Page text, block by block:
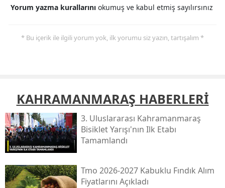
Yorum yazma kurallarını okumuş ve kabul etmiş sayılırsınız
* Bu içerik ile ilgili yorum yok, ilk yorumu siz yazın, tartışalım *
KAHRAMANMARAŞ HABERLERİ
3. Uluslararası Kahramanmaraş
Bisiklet Yarışı'nın Ilk Etabı
Tamamlandı
Tmo 2026-2027 Kabuklu Fındık Alım
Fiyatlarını Açıkladı